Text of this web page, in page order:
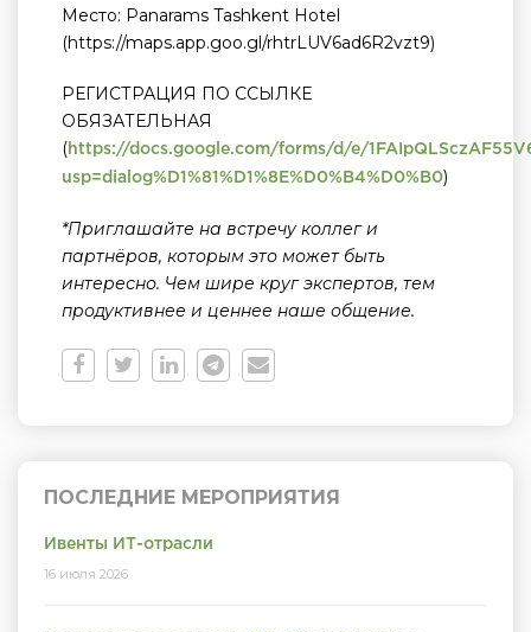
Место: Panarams Tashkent Hotel
(https://maps.app.goo.gl/rhtrLUV6ad6R2vzt9)
РЕГИСТРАЦИЯ ПО ССЫЛКЕ
ОБЯЗАТЕЛЬНАЯ
(https://docs.google.com/forms/d/e/
usp=dialog%D1%81%D1%8E%D0%B4%D0%B0)
*Приглашайте на встречу коллег и
партнёров, которым это может быть
интересно. Чем шире круг экспертов, тем
продуктивнее и ценнее наше общение.
ПОСЛЕДНИЕ МЕРОПРИЯТИЯ
Ивенты ИТ-отрасли
16 июля 2026